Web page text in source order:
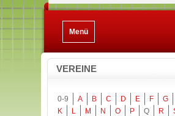
Menü
VEREINE
0-9 A B C D E F G
K
L M N O P Q R